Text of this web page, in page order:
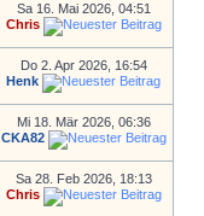
Sa 16. Mai 2026, 04:51
Chris
Do 2. Apr 2026, 16:54
Henk
Mi 18. Mär 2026, 06:36
CKA82
Sa 28. Feb 2026, 18:13
Chris